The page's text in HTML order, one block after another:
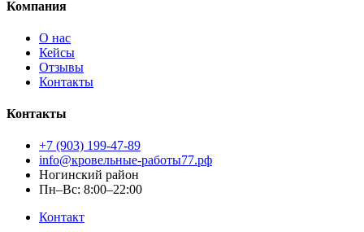
Компания
О нас
Кейсы
Отзывы
Контакты
Контакты
+7 (903) 199-47-89
info@кровельные-работы77.рф
Ногинский район
Пн–Вс: 8:00–22:00
Контакт